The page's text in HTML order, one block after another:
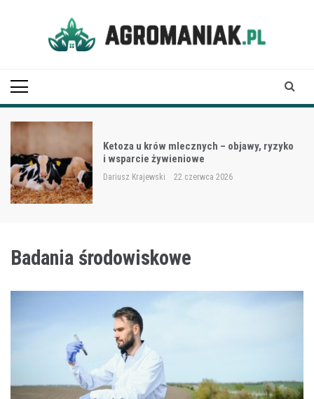
Ketoza u krów mlecznych – objawy, ryzyko
i wsparcie żywieniowe
Dariusz Krajewski 22 czerwca 2026
Badania środowiskowe